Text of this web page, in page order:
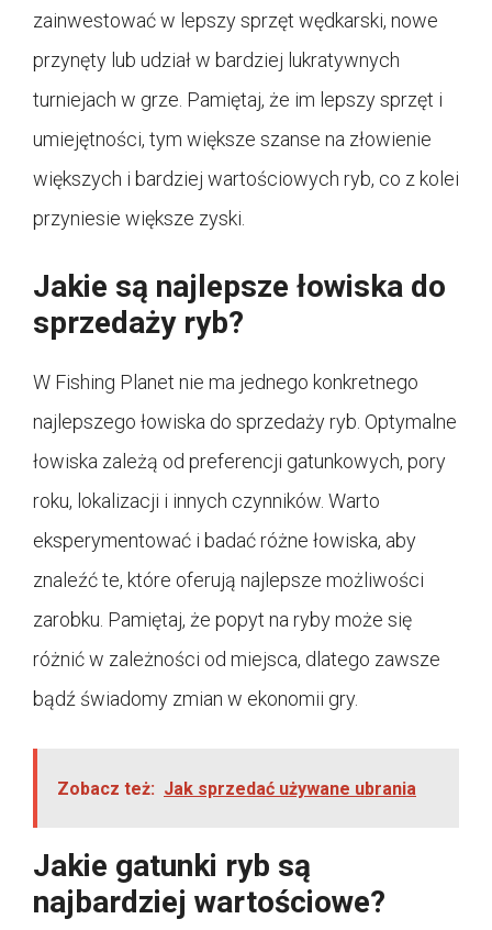
zainwestować w lepszy sprzęt wędkarski, nowe
przynęty lub udział w bardziej lukratywnych
turniejach w grze. Pamiętaj, że im lepszy sprzęt i
umiejętności, tym większe szanse na złowienie
większych i bardziej wartościowych ryb, co z kolei
przyniesie większe zyski.
Jakie są najlepsze łowiska do
sprzedaży ryb?
W Fishing Planet nie ma jednego konkretnego
najlepszego łowiska do sprzedaży ryb. Optymalne
łowiska zależą od preferencji gatunkowych, pory
roku, lokalizacji i innych czynników. Warto
eksperymentować i badać różne łowiska, aby
znaleźć te, które oferują najlepsze możliwości
zarobku. Pamiętaj, że popyt na ryby może się
różnić w zależności od miejsca, dlatego zawsze
bądź świadomy zmian w ekonomii gry.
Zobacz też: Jak sprzedać używane ubrania
Jakie gatunki ryb są
najbardziej wartościowe?